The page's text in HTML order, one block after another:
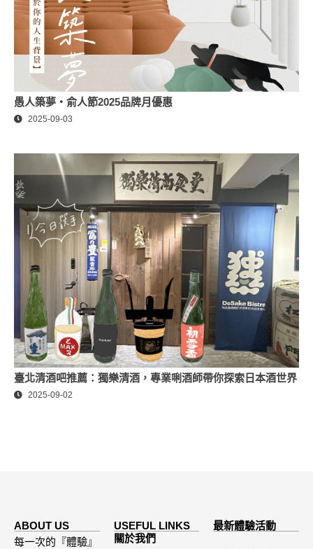
愚人築夢・俞人節2025品牌月優惠
2025-09-03
臺北清酒吧推薦：獨樂清酒，專業唎酒師帶你探索日本酒世界
2025-09-02
ABOUT US
每一次的『體驗』
USEFUL LINKS
關於我們
最新體驗活動